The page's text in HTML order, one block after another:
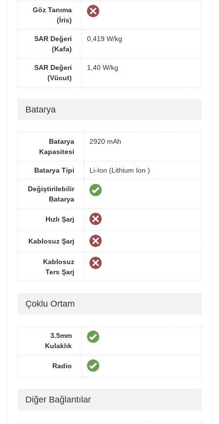
Göz Tanıma
(İris)
SAR Değeri
(Kafa)
0,419 W/kg
SAR Değeri
(Vücut)
1,40 W/kg
Batarya
Batarya
Kapasitesi
2920 mAh
Batarya Tipi Li-Ion (Lithium Ion )
Değiştirilebilir
Batarya
Hızlı Şarj
Kablosuz Şarj
Kablosuz
Ters Şarj
Çoklu Ortam
3.5mm
Kulaklık
Radio
Diğer Bağlantılar